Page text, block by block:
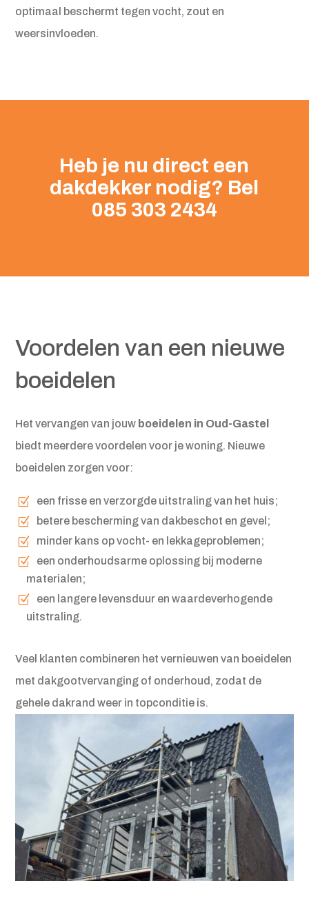
optimaal beschermt tegen vocht, zout en
weersinvloeden.
Heb je nu direct een
dakdekker nodig? Bel
085 303 2434
Voordelen van een nieuwe
boeidelen
Het vervangen van jouw boeidelen in Oud-Gastel
biedt meerdere voordelen voor je woning. Nieuwe
boeidelen zorgen voor:
een frisse en verzorgde uitstraling van het huis;
betere bescherming van dakbeschot en gevel;
minder kans op vocht- en lekkageproblemen;
een onderhoudsarme oplossing bij moderne
materialen;
een langere levensduur en waardeverhogende
uitstraling.
Veel klanten combineren het vernieuwen van boeidelen
met dakgootvervanging of onderhoud, zodat de
gehele dakrand weer in topconditie is.